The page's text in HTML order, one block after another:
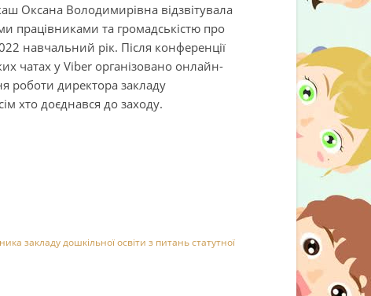
Оксана Володимирівна відзвітувала
працівниками та громадськістю про
навчальний рік. Після конференції
чатах у Viber організовано онлайн-
роботи директора закладу
хто доєднався до заходу.
закладу дошкільної освіти з питань статутної